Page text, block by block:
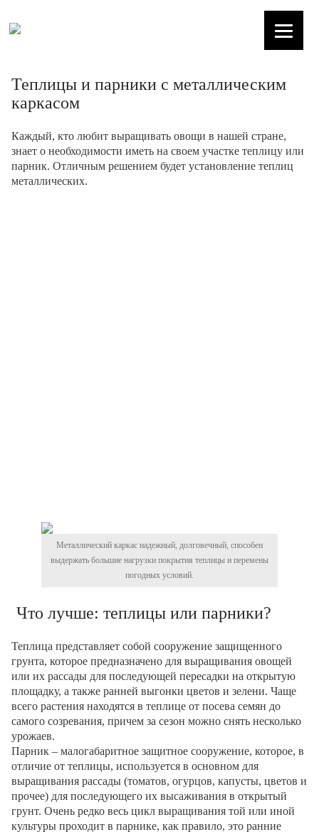
Теплицы и парники с металлическим
каркасом
Каждый, кто любит выращивать овощи в нашей стране,
знает о необходимости иметь на своем участке теплицу или
парник. Отличным решением будет установление теплиц
металлических.
Металлический каркас надежный, долговечный, способен
выдержать большие нагрузки покрытия теплицы и перемены
погодных условий.
Что лучше: теплицы или парники?
Теплица представляет собой сооружение защищенного
грунта, которое предназначено для выращивания овощей
или их рассады для последующей пересадки на открытую
площадку, а также ранней выгонки цветов и зелени. Чаще
всего растения находятся в теплице от посева семян до
самого созревания, причем за сезон можно снять несколько
урожаев.
Парник – малогабаритное защитное сооружение, которое, в
отличие от теплицы, используется в основном для
выращивания рассады (томатов, огурцов, капусты, цветов и
прочее) для последующего их высаживания в открытый
грунт. Очень редко весь цикл выращивания той или иной
культуры проходит в парнике, как правило, это ранние